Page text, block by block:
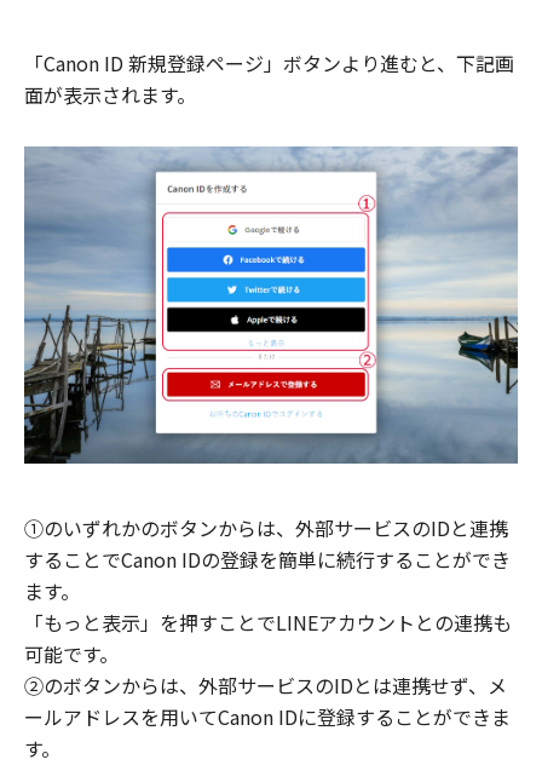
「Canon ID 新規登録ページ」ボタンより進むと、下記画
面が表示されます。
①のいずれかのボタンからは、外部サービスのIDと連携
することでCanon IDの登録を簡単に続行することができ
ます。
「もっと表示」を押すことでLINEアカウントとの連携も
可能です。
②のボタンからは、外部サービスのIDとは連携せず、メ
ールアドレスを用いてCanon IDに登録することができま
す。